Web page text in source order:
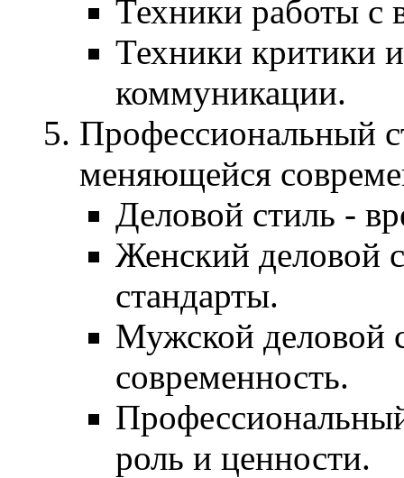
Техники работы с
Техники критики
коммуникации.
Профессиональный
меняющейся
Деловой стиль -
Женский деловой
стандарты.
Мужской деловой
современность.
роль и ценности.